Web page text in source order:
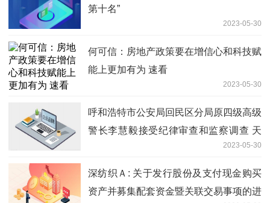
第十名”
2023-05-30
何可信：房地产政策要在增信心和科技赋
能上更加有为 速看
2023-05-30
呼和浩特市公安局回民区分局原四级高级
警长李慧毅接受纪律审查和监察调查 天
2023-05-30
深纺织Ａ: 关于发行股份及支付现金购买
资产并募集配套资金暨关联交易事项的进